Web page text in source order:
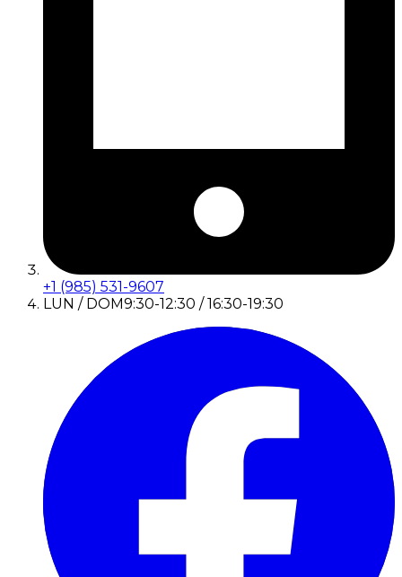
+1 (985) 531-9607
LUN / DOM9:30-12:30 / 16:30-19:30